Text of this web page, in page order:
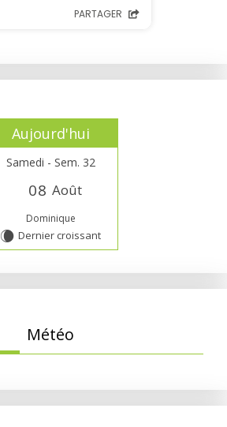
Aujourd'hui
Samedi - Sem. 32
08 Août
Dominique
W Dernier croissant
Météo